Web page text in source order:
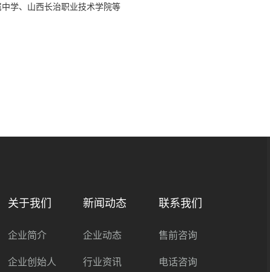
学、山西长治职业技术学院等
关于我们
企业简介
企业创始人
新闻动态
企业动态
行业资讯
联系我们
售前咨询
电话咨询